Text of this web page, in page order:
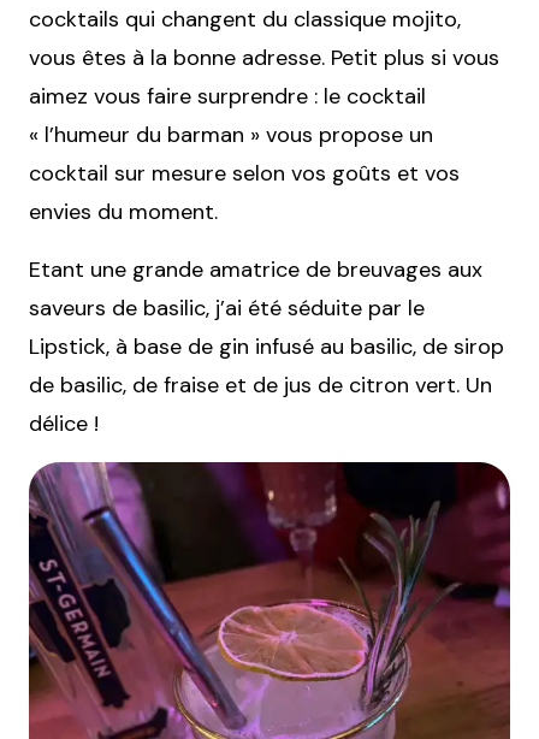
cocktails qui changent du classique mojito,
vous êtes à la bonne adresse. Petit plus si vous
aimez vous faire surprendre : le cocktail
« l’humeur du barman » vous propose un
cocktail sur mesure selon vos goûts et vos
envies du moment.
Etant une grande amatrice de breuvages aux
saveurs de basilic, j’ai été séduite par le
Lipstick, à base de gin infusé au basilic, de sirop
de basilic, de fraise et de jus de citron vert. Un
délice !